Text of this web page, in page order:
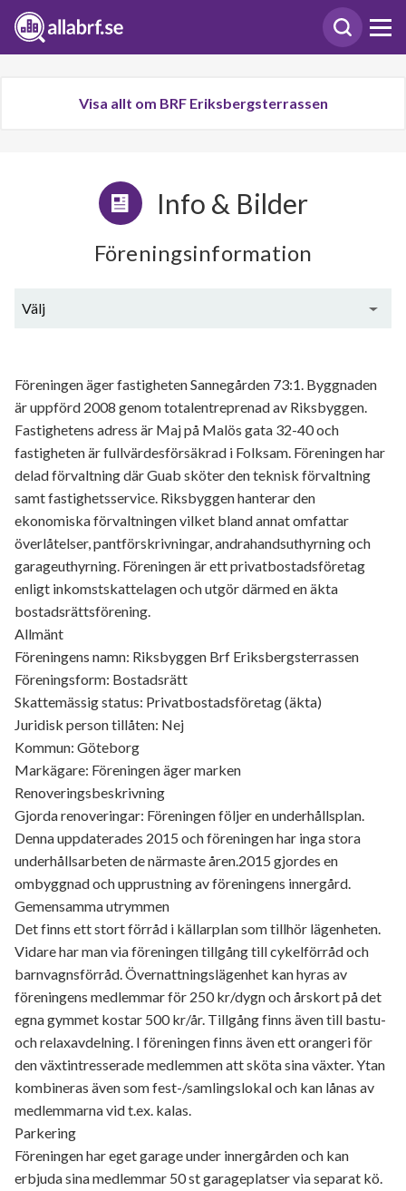
Visa allt om BRF Eriksbergsterrassen
Info & Bilder
Föreningsinformation
Välj
Föreningen äger fastigheten Sannegården 73:1. Byggnaden
är uppförd 2008 genom totalentreprenad av Riksbyggen.
Fastighetens adress är Maj på Malös gata 32-40 och
fastigheten är fullvärdesförsäkrad i Folksam. Föreningen har
delad förvaltning där Guab sköter den teknisk förvaltning
samt fastighetsservice. Riksbyggen hanterar den
ekonomiska förvaltningen vilket bland annat omfattar
överlåtelser, pantförskrivningar, andrahandsuthyrning och
garageuthyrning. Föreningen är ett privatbostadsföretag
enligt inkomstskattelagen och utgör därmed en äkta
bostadsrättsförening.
Allmänt
Föreningens namn: Riksbyggen Brf Eriksbergsterrassen
Föreningsform: Bostadsrätt
Skattemässig status: Privatbostadsföretag (äkta)
Juridisk person tillåten: Nej
Kommun: Göteborg
Markägare: Föreningen äger marken
Renoveringsbeskrivning
Gjorda renoveringar: Föreningen följer en underhållsplan.
Denna uppdaterades 2015 och föreningen har inga stora
underhållsarbeten de närmaste åren.2015 gjordes en
ombyggnad och upprustning av föreningens innergård.
Gemensamma utrymmen
Det finns ett stort förråd i källarplan som tillhör lägenheten.
Vidare har man via föreningen tillgång till cykelförråd och
barnvagnsförråd. Övernattningslägenhet kan hyras av
föreningens medlemmar för 250 kr/dygn och årskort på det
egna gymmet kostar 500 kr/år. Tillgång finns även till bastu-
och relaxavdelning. I föreningen finns även ett orangeri för
den växtintresserade medlemmen att sköta sina växter. Ytan
kombineras även som fest-/samlingslokal och kan lånas av
medlemmarna vid t.ex. kalas.
Parkering
Föreningen har eget garage under innergården och kan
erbjuda sina medlemmar 50 st garageplatser via separat kö.